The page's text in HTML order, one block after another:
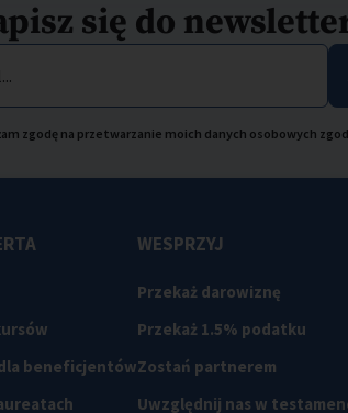
się do
zgodę na przetwarzanie moich danych osobowych
beneficjentów
WESPRZYJ
Przekaż darowiznę
Przekaż 1.5% podatku
Zostań partnerem
Uwzględnij nas w